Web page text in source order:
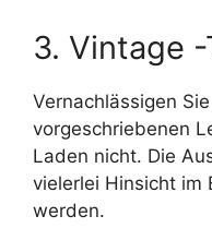
3. Vintage
Vernachlässigen
vorgeschriebenen
Laden nicht. Die
vielerlei Hinsicht im
werden.